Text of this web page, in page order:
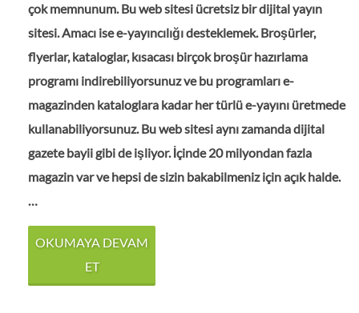
çok memnunum. Bu web sitesi ücretsiz bir dijital yayın
sitesi. Amacı ise e-yayıncılığı desteklemek. Broşürler,
flyerlar, kataloglar, kısacası birçok broşür hazırlama
programı indirebiliyorsunuz ve bu programları e-
magazinden kataloglara kadar her türlü e-yayını üretmede
kullanabiliyorsunuz. Bu web sitesi aynı zamanda dijital
gazete bayii gibi de işliyor. İçinde 20 milyondan fazla
magazin var ve hepsi de sizin bakabilmeniz için açık halde.
…
OKUMAYA DEVAM
ET